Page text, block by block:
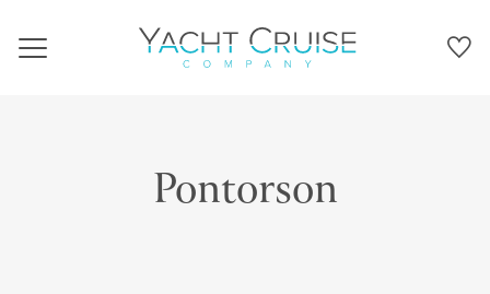
Navigation
Pontorson